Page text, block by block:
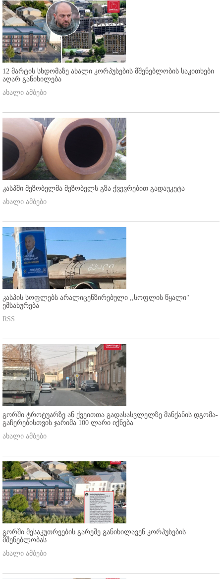
12 მარტის სხდომაზე ახალი კორპუსების მშენებლობის საკითხები
აღარ განიხილება
ახალი ამბები
კასპში მეზობელმა მეზობელს გზა ქვევრებით გადაუკეტა
ახალი ამბები
კასპის სოფლებს არალიცენზირებული ,,სოფლის წყალი"
ემსახურება
RSS
გორში ტროტუარზე ან ქვეითთა გადასასვლელზე მანქანის დგომა-
გაჩერებისთვის ჯარიმა 100 ლარი იქნება
ახალი ამბები
გორში მესაკუთრეების გარეშე განიხილავენ კორპუსების
მშენებლობას
ახალი ამბები